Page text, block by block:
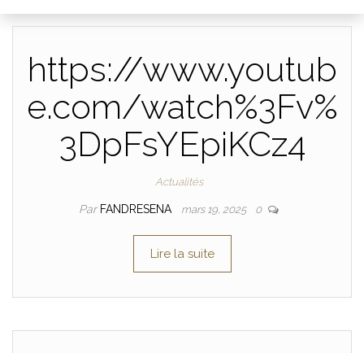
https://www.youtub
e.com/watch%3Fv%
3DpFsYEpiKCz4
Actualités
Par FANDRESENA mars 19, 2025 0
Lire la suite